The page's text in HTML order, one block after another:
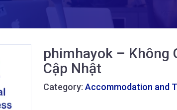
phimhayok – Không
Cập Nhật
Category: Accommodation and